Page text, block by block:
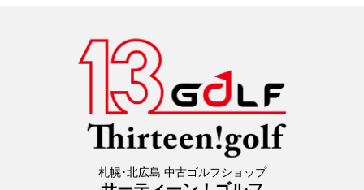
札幌･北広島 中古ゴルフショップ